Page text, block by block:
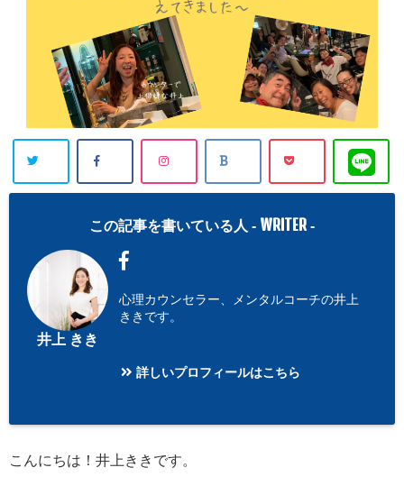
この記事を書いている人 - WRITER -
井上 きき
心理カウンセラー、メンタルコーチの井上
ききです。
詳しいプロフィールはこちら
こんにちは！井上ききです。